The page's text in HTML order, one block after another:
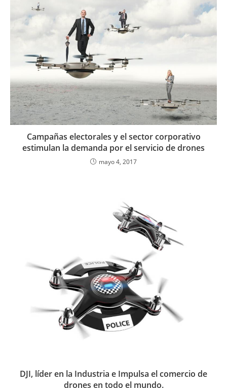
Campañas electorales y el sector corporativo
estimulan la demanda por el servicio de drones
mayo 4, 2017
DJI, líder en la Industria e Impulsa el comercio de
drones en todo el mundo.